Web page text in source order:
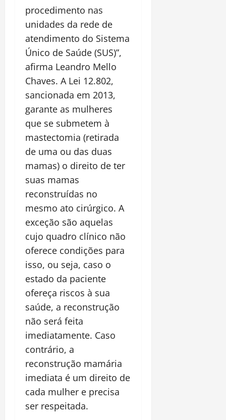
procedimento nas
unidades da rede de
atendimento do Sistema
Único de Saúde (SUS)”,
afirma Leandro Mello
Chaves. A Lei 12.802,
sancionada em 2013,
garante as mulheres
que se submetem à
mastectomia (retirada
de uma ou das duas
mamas) o direito de ter
suas mamas
reconstruídas no
mesmo ato cirúrgico. A
exceção são aquelas
cujo quadro clínico não
oferece condições para
isso, ou seja, caso o
estado da paciente
ofereça riscos à sua
saúde, a reconstrução
não será feita
imediatamente. Caso
contrário, a
reconstrução mamária
imediata é um direito de
cada mulher e precisa
ser respeitada.